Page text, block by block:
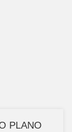
PLANO